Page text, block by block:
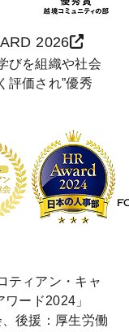
2026
びを組織や社会
評価され”優秀
ティアン・キャ
ード2024」
後援：厚生労働